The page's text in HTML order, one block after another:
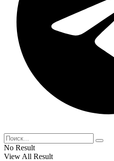
No Result
View All Result